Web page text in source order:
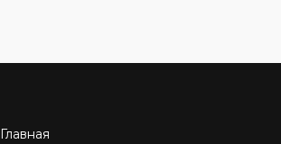
Главная